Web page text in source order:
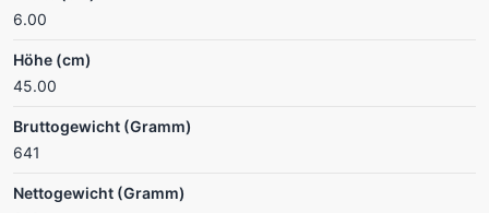
6.00
Höhe (cm)
45.00
Bruttogewicht (Gramm)
641
Nettogewicht (Gramm)